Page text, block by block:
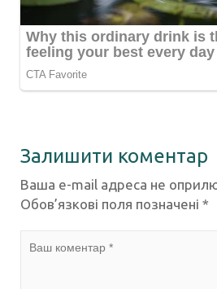
Залишити коментар
Ваша e-mail адреса не
Обов’язкові поля позначені *